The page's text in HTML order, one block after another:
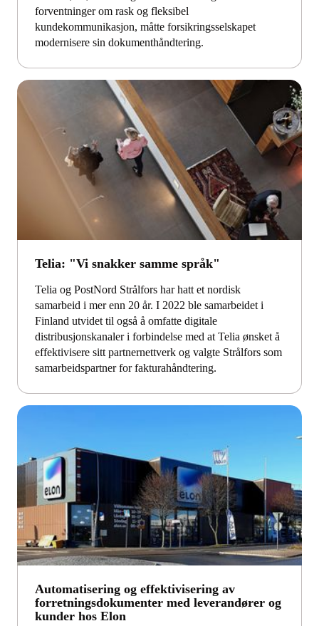
forventninger om rask og fleksibel
kundekommunikasjon, måtte forsikringsselskapet
modernisere sin dokumenthåndtering.
Telia: "Vi snakker samme språk"
Telia og PostNord Strålfors har hatt et nordisk
samarbeid i mer enn 20 år. I 2022 ble samarbeidet i
Finland utvidet til også å omfatte digitale
distribusjonskanaler i forbindelse med at Telia ønsket å
effektivisere sitt partnernettverk og valgte Strålfors som
samarbeidspartner for fakturahåndtering.
Automatisering og effektivisering av
forretningsdokumenter med leverandører og
kunder hos Elon